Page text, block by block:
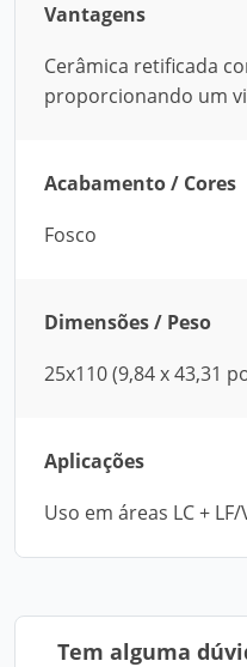
Vantagens
Cerâmica retificada
proporcionando um
Acabamento / Cores
Fosco
Dimensões / Peso
25x110 (9,84 x 43,31
Aplicações
Uso em áreas LC + LF/
Tem alguma